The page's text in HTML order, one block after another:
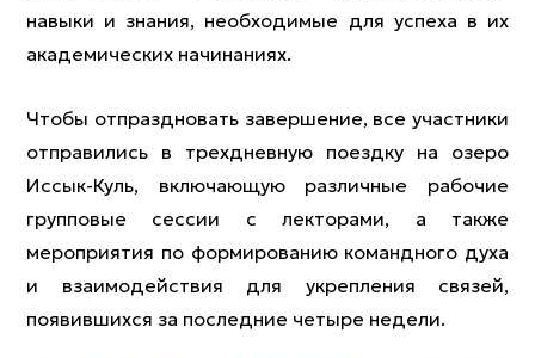
навыки и знания, необходимые для успеха в их
академических начинаниях.
Чтобы отпраздновать завершение, все участники
отправились в трехдневную поездку на озеро
Иссык-Куль, включающую различные рабочие
групповые сессии с лекторами, а также
мероприятия по формированию командного духа
и взаимодействия для укрепления связей,
появившихся за последние четыре недели.